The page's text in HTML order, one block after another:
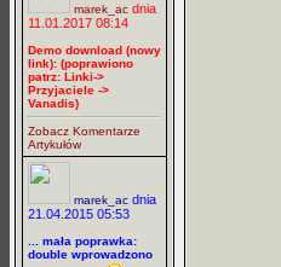
marek_ac dnia
11.01.2017 08:14
Demo download (nowy
link): (poprawiono
patrz: Linki->
Przyjaciele ->
Vanadis)
Zobacz Komentarze
Artykułów
marek_ac dnia
21.04.2015 05:53
... mała poprawka:
double wprowadzono